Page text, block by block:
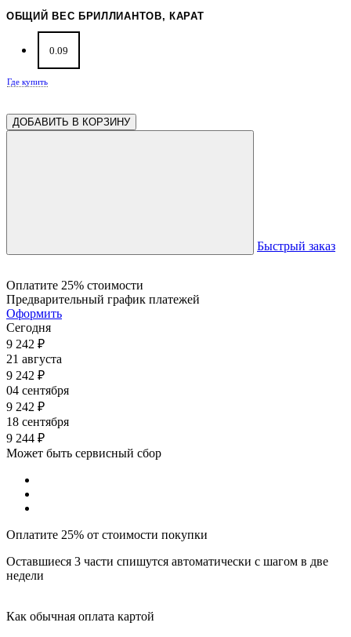
ОБЩИЙ ВЕС БРИЛЛИАНТОВ, КАРАТ
0.09
Где купить
ДОБАВИТЬ В КОРЗИНУ
Быстрый заказ
Оплатите 25% стоимости
Предварительный график платежей
Оформить
Сегодня
9 242 ₽
21 августа
9 242 ₽
04 сентября
9 242 ₽
18 сентября
9 244 ₽
Может быть сервисный сбор
Оплатите 25% от стоимости покупки
Оставшиеся 3 части спишутся автоматически с шагом в две
недели
Как обычная оплата картой